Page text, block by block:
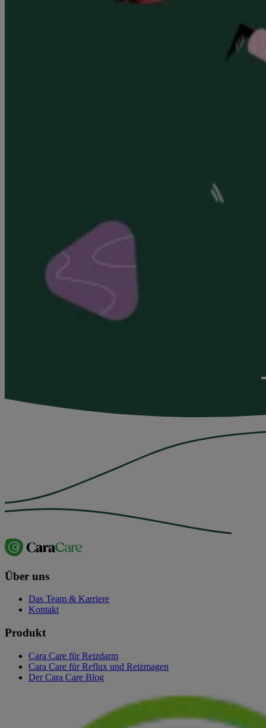
Über uns
Das Team & Karriere
Kontakt
Produkt
Cara Care für Reizdarm
Cara Care für Reflux und Reizmagen
Der Cara Care Blog